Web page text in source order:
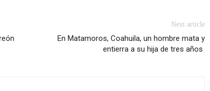
Next article
En Matamoros, Coahuila, un hombre mata y
entierra a su hija de tres años